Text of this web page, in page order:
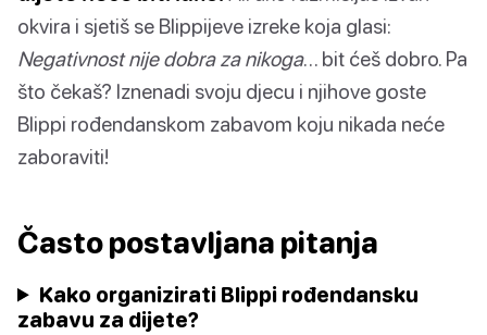
okvira i sjetiš se Blippijeve izreke koja glasi:
Negativnost nije dobra za nikoga… bit ćeš dobro. Pa
što čekaš? Iznenadi svoju djecu i njihove goste
Blippi rođendanskom zabavom koju nikada neće
zaboraviti!
Často postavljana pitanja
Kako organizirati Blippi rođendansku
zabavu za dijete?